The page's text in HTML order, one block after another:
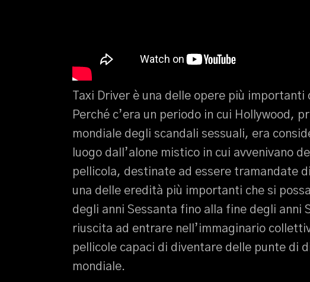
Taxi Driver è una delle opere più
Perché c’era un periodo in cui Hollywood,
mondiale degli scandali sessuali, era
luogo dall’alone mistico in cui avvenivano
pellicola, destinate ad essere tramandate
una delle eredità più importanti che si
degli anni Sessanta fino alla fine degli anni
riuscita ad entrare nell’immaginario
pellicole capaci di diventare delle punte di
mondiale.